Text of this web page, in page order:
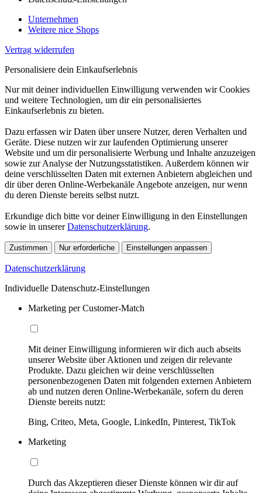
Unternehmen
Weitere nice Shops
Vertrag widerrufen
Personalisiere dein Einkaufserlebnis
Nur mit deiner individuellen Einwilligung verwenden wir Cookies
und weitere Technologien, um dir ein personalisiertes
Einkaufserlebnis zu bieten.
Dazu erfassen wir Daten über unsere Nutzer, deren Verhalten und
Geräte. Diese nutzen wir zur laufenden Optimierung unserer
Website und um dir personalisierte Werbung und Inhalte anzuzeigen
sowie zur Analyse der Nutzungsstatistiken. Außerdem können wir
deine verschlüsselten Daten mit externen Anbietern abgleichen und
dir über deren Online-Werbekanäle Angebote anzeigen, nur wenn
du deren Dienste bereits selbst nutzt.
Erkundige dich bitte vor deiner Einwilligung in den Einstellungen
sowie in unsererDatenschutzerklärung.
Zustimmen Nur erforderliche Einstellungen anpassen
Datenschutzerklärung
Individuelle Datenschutz-Einstellungen
Marketing per Customer-Match
Mit deiner Einwilligung informieren wir dich auch abseits
unserer Website über Aktionen und zeigen dir relevante
Produkte. Dazu gleichen wir deine verschlüsselten
personenbezogenen Daten mit folgenden externen Anbietern
ab und nutzen deren Online-Werbekanäle, sofern du deren
Dienste bereits nutzt:
Bing, Criteo, Meta, Google, LinkedIn, Pinterest, TikTok
Marketing
Durch das Akzeptieren dieser Dienste können wir dir auf